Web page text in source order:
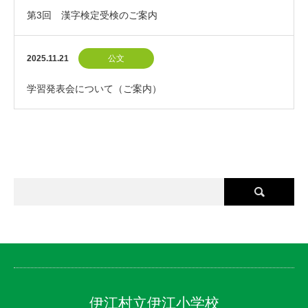
第3回 漢字検定受検のご案内
2025.11.21 公文
学習発表会について（ご案内）
伊江村立伊江小学校